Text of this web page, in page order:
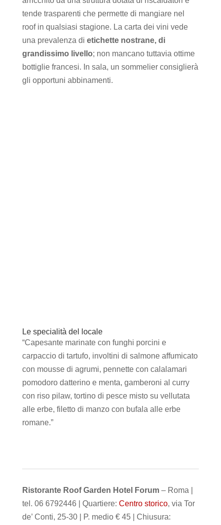
tende trasparenti che permette di mangiare nel
roof in qualsiasi stagione. La carta dei vini vede
una prevalenza di etichette nostrane, di
grandissimo livello; non mancano tuttavia ottime
bottiglie francesi. In sala, un sommelier consiglierà
gli opportuni abbinamenti.
Le specialità del locale
“Capesante marinate con funghi porcini e
carpaccio di tartufo, involtini di salmone affumicato
con mousse di agrumi, pennette con calalamari
pomodoro datterino e menta, gamberoni al curry
con riso pilaw, tortino di pesce misto su vellutata
alle erbe, filetto di manzo con bufala alle erbe
romane.”
Ristorante Roof Garden Hotel Forum– Roma |
tel. 06 6792446 | Quartiere: Centro storico, via Tor
de’ Conti, 25-30 | P. medio € 45 | Chiusura: